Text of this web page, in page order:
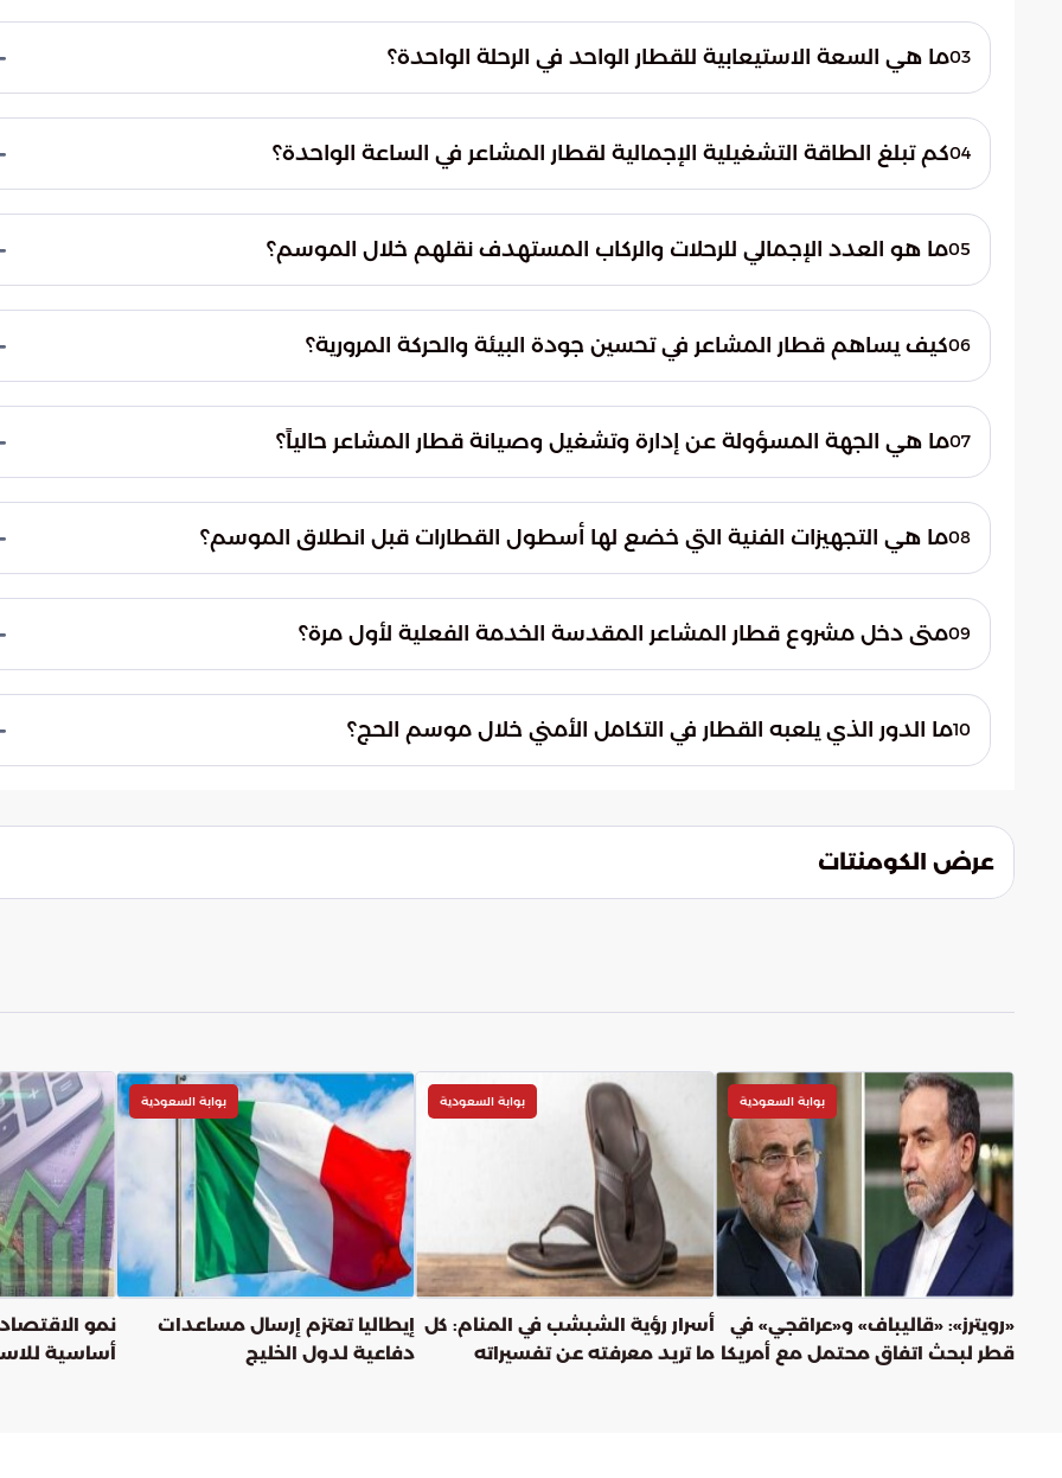
تصميم هذا التوزيع لضمان تغطية جغرافية شاملة تخدم أكبر عدد من الحجيج وتسهل وصولهم إلى
وجهاتهم المختلفة بيسر.
03ما هي السعة الاستيعابية للقطار الواحد في الرحلة الواحدة؟
أكثر أنظمة النقل كثافة على مستوى العالم، مما يساهم في استيعاب الأعداد المليونية من الحجاج
خلال وقت قياسي.
04كم تبلغ الطاقة التشغيلية الإجمالية لقطار المشاعر في الساعة الواحدة؟
مع التدفقات البشرية الكبيرة، مما يضمن تقليص فترات الانتظار وتحقيق كفاءة عالية في نقل الحشود
بين المشاعر المقدسة.
05ما هو العدد الإجمالي للرحلات والركاب المستهدف نقلهم خلال الموسم؟
المستهدف من خلال تنفيذ 2,000 رحلة مجدولة خلال أيام التشغيل، مما يعزز من دور القطار كركيزة
أساسية في منظومة النقل.
06كيف يساهم قطار المشاعر في تحسين جودة البيئة والحركة المرورية؟
حافلة. هذا الإجراء لا يقلل التكدس المروري فحسب، بل يؤدي أيضاً إلى تحسين جودة الهواء وتقليل
الانبعاثات الكربونية داخل المشاعر.
07ما هي الجهة المسؤولة عن إدارة وتشغيل وصيانة قطار المشاعر حالياً؟
كفاءة التشغيل واستدامتها.
08ما هي التجهيزات الفنية التي خضع لها أسطول القطارات قبل انطلاق الموسم؟
تطوير أنظمة الإشارات والاتصالات ومركز التحكم الرئيسي، بالإضافة إلى تأهيل المحطات والمرافق
لاستقبال الأعداد المليونية من ضيوف الرحمن بأمان.
09متى دخل مشروع قطار المشاعر المقدسة الخدمة الفعلية لأول مرة؟
المشروع لسلسلة من التطويرات التقنية والتنظيمية لضمان مواكبة الزيادة في أعداد الحجاج وتحقيق
أعلى معايير السلامة والجودة في النقل السككي.
10ما الدور الذي يلعبه القطار في التكامل الأمني خلال موسم الحج؟
الحركة وضمان سلامة ضيوف الرحمن أثناء التنقل.
عرض الكومنتات
بوابة السعودية
«رويترز»: «قاليباف» و«عراقجي» في
قطر لبحث اتفاق محتمل مع أمريكا
بوابة السعودية
أسرار رؤية الشبشب في المنام: كل
ما تريد معرفته عن تفسيراته
بوابة السعودية
إيطاليا تعتزم إرسال مساعدات
دفاعية لدول الخليج
نمو
أساسية